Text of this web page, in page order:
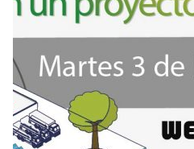
Empresa*
Acepto las condiciones